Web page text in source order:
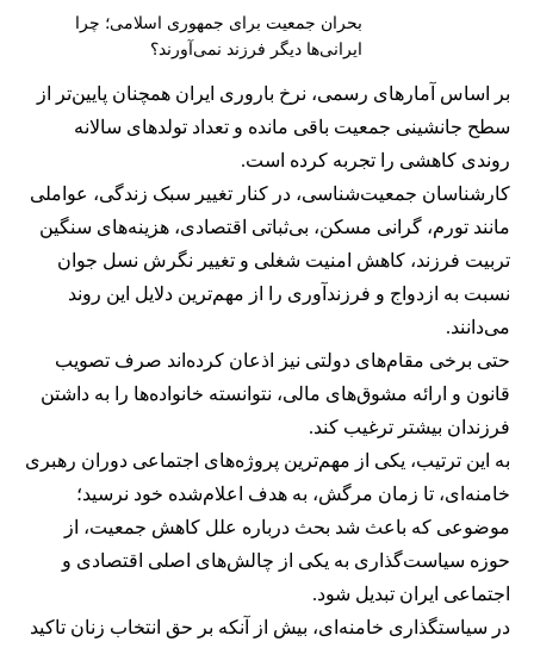
بحران جمعیت برای جمهوری اسلامی؛ چرا
ایرانی‌ها دیگر فرزند نمی‌آورند؟
بر اساس آمارهای رسمی، نرخ باروری ایران همچنان پایین‌تر از
سطح جانشینی جمعیت باقی مانده و تعداد تولدهای سالانه
روندی کاهشی را تجربه کرده است.
کارشناسان جمعیت‌شناسی، در کنار تغییر سبک زندگی، عواملی
مانند تورم، گرانی مسکن، بی‌ثباتی اقتصادی، هزینه‌های سنگین
تربیت فرزند، کاهش امنیت شغلی و تغییر نگرش نسل جوان
نسبت به ازدواج و فرزندآوری را از مهم‌ترین دلایل این روند
می‌دانند.
حتی برخی مقام‌های دولتی نیز اذعان کرده‌اند صرف تصویب
قانون و ارائه مشوق‌های مالی، نتوانسته خانواده‌ها را به داشتن
فرزندان بیشتر ترغیب کند.
به این ترتیب، یکی از مهم‌ترین پروژه‌های اجتماعی دوران رهبری
خامنه‌ای، تا زمان مرگش، به هدف اعلام‌شده خود نرسید؛
موضوعی که باعث شد بحث درباره علل کاهش جمعیت، از
حوزه سیاست‌گذاری به یکی از چالش‌های اصلی اقتصادی و
اجتماعی ایران تبدیل شود.
در سیاستگذاری خامنه‌ای، بیش از آنکه بر حق انتخاب زنان تاکید